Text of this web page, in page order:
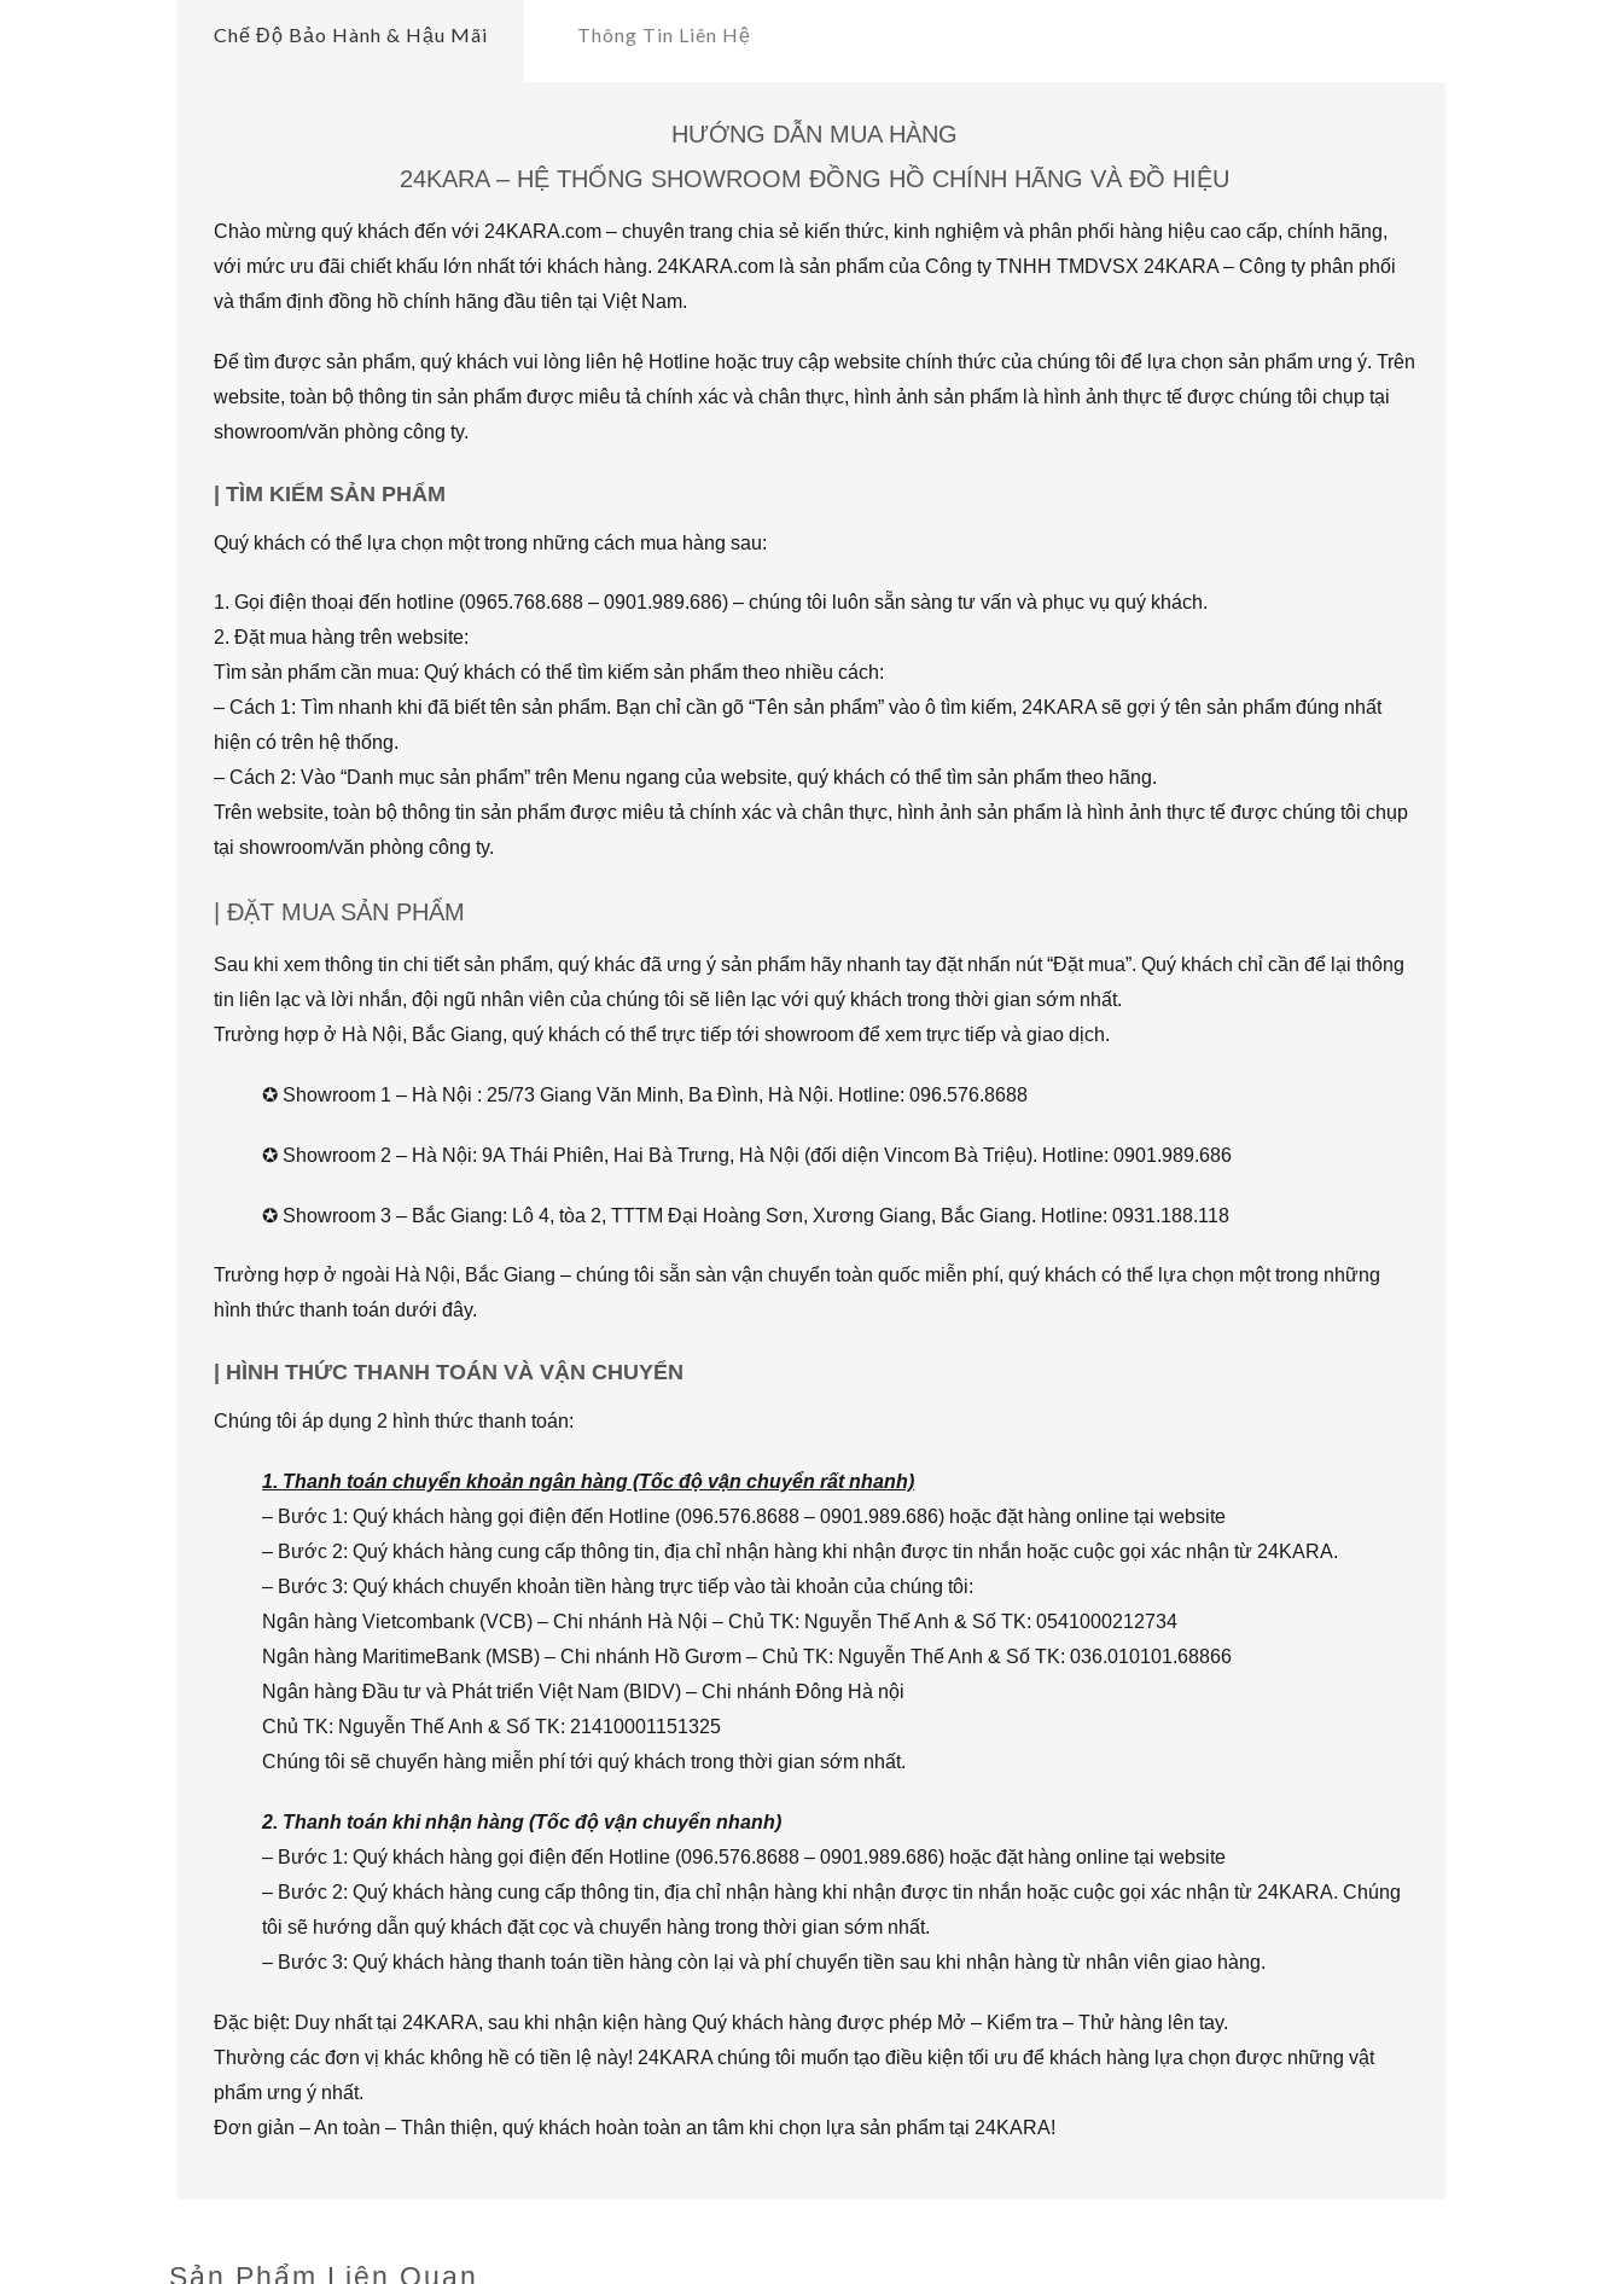
Chế Độ Bảo Hành & Hậu Mãi Thông Tin Liên Hệ
HƯỚNG DẪN MUA HÀNG
24KARA – HỆ THỐNG SHOWROOM ĐỒNG HỒ CHÍNH HÃNG VÀ ĐỒ HIỆU
Chào mừng quý khách đến với 24KARA.com – chuyên trang chia sẻ kiến thức, kinh nghiệm và phân phối hàng hiệu cao cấp, chính hãng,
với mức ưu đãi chiết khấu lớn nhất tới khách hàng. 24KARA.com là sản phẩm của Công ty TNHH TMDVSX 24KARA – Công ty phân phối
và thẩm định đồng hồ chính hãng đầu tiên tại Việt Nam.
Để tìm được sản phẩm, quý khách vui lòng liên hệ Hotline hoặc truy cập website chính thức của chúng tôi để lựa chọn sản phẩm ưng ý. Trên
website, toàn bộ thông tin sản phẩm được miêu tả chính xác và chân thực, hình ảnh sản phẩm là hình ảnh thực tế được chúng tôi chụp tại
showroom/văn phòng công ty.
| TÌM KIẾM SẢN PHẨM
Quý khách có thể lựa chọn một trong những cách mua hàng sau:
1. Gọi điện thoại đến hotline (0965.768.688 – 0901.989.686) – chúng tôi luôn sẵn sàng tư vấn và phục vụ quý khách.
2. Đặt mua hàng trên website:
Tìm sản phẩm cần mua: Quý khách có thể tìm kiếm sản phẩm theo nhiều cách:
– Cách 1: Tìm nhanh khi đã biết tên sản phẩm. Bạn chỉ cần gõ “Tên sản phẩm” vào ô tìm kiếm, 24KARA sẽ gợi ý tên sản phẩm đúng nhất
hiện có trên hệ thống.
– Cách 2: Vào “Danh mục sản phẩm” trên Menu ngang của website, quý khách có thể tìm sản phẩm theo hãng.
Trên website, toàn bộ thông tin sản phẩm được miêu tả chính xác và chân thực, hình ảnh sản phẩm là hình ảnh thực tế được chúng tôi chụp
tại showroom/văn phòng công ty.
| ĐẶT MUA SẢN PHẨM
Sau khi xem thông tin chi tiết sản phẩm, quý khác đã ưng ý sản phẩm hãy nhanh tay đặt nhấn nút “Đặt mua”. Quý khách chỉ cần để lại thông
tin liên lạc và lời nhắn, đội ngũ nhân viên của chúng tôi sẽ liên lạc với quý khách trong thời gian sớm nhất.
Trường hợp ở Hà Nội, Bắc Giang, quý khách có thể trực tiếp tới showroom để xem trực tiếp và giao dịch.
✪ Showroom 1 – Hà Nội : 25/73 Giang Văn Minh, Ba Đình, Hà Nội. Hotline: 096.576.8688
✪ Showroom 2 – Hà Nội: 9A Thái Phiên, Hai Bà Trưng, Hà Nội (đối diện Vincom Bà Triệu). Hotline: 0901.989.686
✪ Showroom 3 – Bắc Giang: Lô 4, tòa 2, TTTM Đại Hoàng Sơn, Xương Giang, Bắc Giang. Hotline: 0931.188.118
Trường hợp ở ngoài Hà Nội, Bắc Giang – chúng tôi sẵn sàn vận chuyển toàn quốc miễn phí, quý khách có thể lựa chọn một trong những
hình thức thanh toán dưới đây.
| HÌNH THỨC THANH TOÁN VÀ VẬN CHUYỂN
Chúng tôi áp dụng 2 hình thức thanh toán:
1. Thanh toán chuyển khoản ngân hàng (Tốc độ vận chuyển rất nhanh)
– Bước 1: Quý khách hàng gọi điện đến Hotline (096.576.8688 – 0901.989.686) hoặc đặt hàng online tại website
– Bước 2: Quý khách hàng cung cấp thông tin, địa chỉ nhận hàng khi nhận được tin nhắn hoặc cuộc gọi xác nhận từ 24KARA.
– Bước 3: Quý khách chuyển khoản tiền hàng trực tiếp vào tài khoản của chúng tôi:
Ngân hàng Vietcombank (VCB) – Chi nhánh Hà Nội – Chủ TK: Nguyễn Thế Anh & Số TK: 0541000212734
Ngân hàng MaritimeBank (MSB) – Chi nhánh Hồ Gươm – Chủ TK: Nguyễn Thế Anh & Số TK: 036.010101.68866
Ngân hàng Đầu tư và Phát triển Việt Nam (BIDV) – Chi nhánh Đông Hà nội
Chủ TK: Nguyễn Thế Anh & Số TK: 21410001151325
Chúng tôi sẽ chuyển hàng miễn phí tới quý khách trong thời gian sớm nhất.
2. Thanh toán khi nhận hàng (Tốc độ vận chuyển nhanh)
– Bước 1: Quý khách hàng gọi điện đến Hotline (096.576.8688 – 0901.989.686) hoặc đặt hàng online tại website
– Bước 2: Quý khách hàng cung cấp thông tin, địa chỉ nhận hàng khi nhận được tin nhắn hoặc cuộc gọi xác nhận từ 24KARA. Chúng
tôi sẽ hướng dẫn quý khách đặt cọc và chuyển hàng trong thời gian sớm nhất.
– Bước 3: Quý khách hàng thanh toán tiền hàng còn lại và phí chuyển tiền sau khi nhận hàng từ nhân viên giao hàng.
Đặc biệt: Duy nhất tại 24KARA, sau khi nhận kiện hàng Quý khách hàng được phép Mở – Kiểm tra – Thử hàng lên tay.
Thường các đơn vị khác không hề có tiền lệ này! 24KARA chúng tôi muốn tạo điều kiện tối ưu để khách hàng lựa chọn được những vật
phẩm ưng ý nhất.
Đơn giản – An toàn – Thân thiện, quý khách hoàn toàn an tâm khi chọn lựa sản phẩm tại 24KARA!
Sản Phẩm Liên Quan